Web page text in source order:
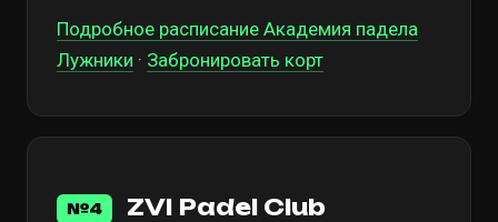
Подробное расписание Академия падела
Лужники · Забронировать корт
№4 ZVI Padel Club